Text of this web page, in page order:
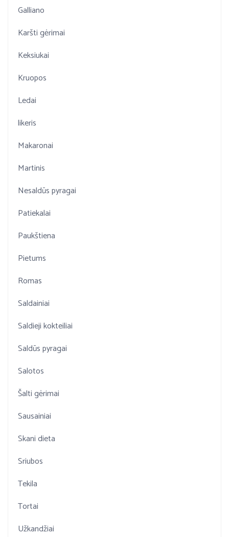
Galliano
Karšti gėrimai
Keksiukai
Kruopos
Ledai
likeris
Makaronai
Martinis
Nesaldūs pyragai
Patiekalai
Paukštiena
Pietums
Romas
Saldainiai
Saldieji kokteiliai
Saldūs pyragai
Salotos
Šalti gėrimai
Sausainiai
Skani dieta
Sriubos
Tekila
Tortai
Užkandžiai